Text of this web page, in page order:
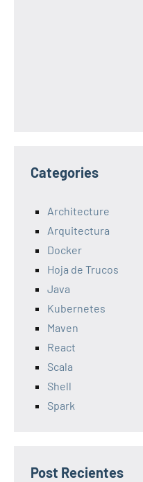
Categories
Architecture
Arquitectura
Docker
Hoja de Trucos
Java
Kubernetes
Maven
React
Scala
Shell
Spark
Post Recientes